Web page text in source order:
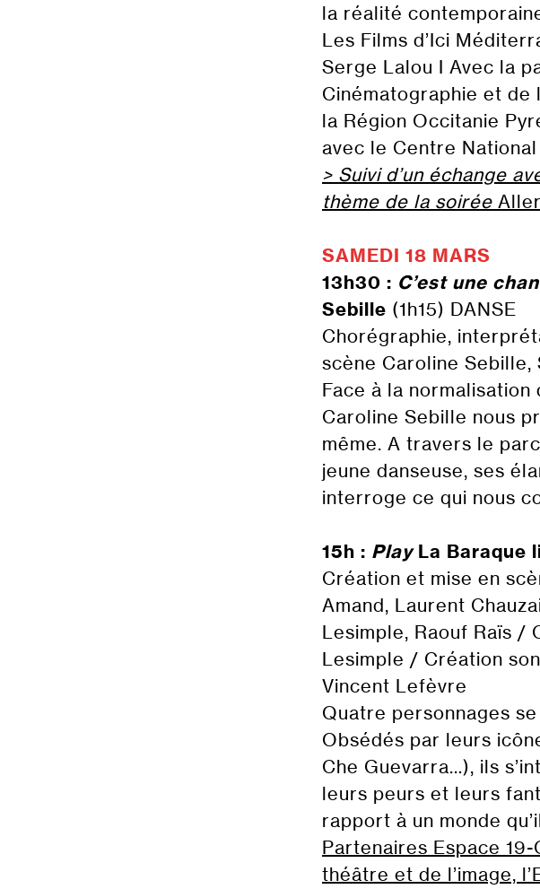
la réalité
Les Films d’Ici
Serge Lalou I Avec la
Cinématographie et de
la Région Occitanie
avec le Centre
> Suivi d’un échange
thème de la soirée
SAMEDI 18 MARS
13h30 : C’est une
Sebille (1h15) DANSE
Chorégraphie,
scène Caroline Sebille,
Face à la
Caroline Sebille nous
même. A travers le
jeune danseuse, ses
interroge ce qui nous
15h : PlayLa Baraque
Création et mise en
Amand, Laurent
Lesimple, Raouf Raïs /
Lesimple / Création
Vincent Lefèvre
Quatre personnages
Obsédés par leurs
Che Guevarra…), ils
leurs peurs et leurs
rapport à un monde
Partenaires Espace
théâtre et de l’image,